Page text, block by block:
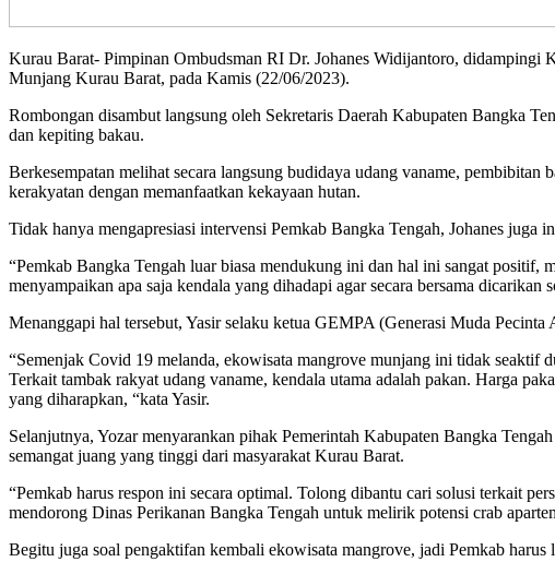
Kurau Barat- Pimpinan Ombudsman RI Dr. Johanes Widijantoro,
Munjang Kurau Barat, pada Kamis (22/06/2023).
Rombongan disambut langsung oleh Sekretaris Daerah Kabupaten Bangka
dan kepiting bakau.
Berkesempatan melihat secara langsung budidaya udang vaname,
kerakyatan dengan memanfaatkan kekayaan hutan.
Tidak hanya mengapresiasi intervensi Pemkab Bangka Tengah, Johanes juga
“Pemkab Bangka Tengah luar biasa mendukung ini dan hal ini sangat
menyampaikan apa saja kendala yang dihadapi agar secara bersama dicarikan
Menanggapi hal tersebut, Yasir selaku ketua GEMPA (Generasi Muda
“Semenjak Covid 19 melanda, ekowisata mangrove munjang ini tidak seaktif
Terkait tambak rakyat udang vaname, kendala utama adalah pakan. Harga
yang diharapkan, “kata Yasir.
Selanjutnya, Yozar menyarankan pihak Pemerintah Kabupaten Bangka
semangat juang yang tinggi dari masyarakat Kurau Barat.
“Pemkab harus respon ini secara optimal. Tolong dibantu cari solusi terkait
mendorong Dinas Perikanan Bangka Tengah untuk melirik potensi crab
Begitu juga soal pengaktifan kembali ekowisata mangrove, jadi Pemkab